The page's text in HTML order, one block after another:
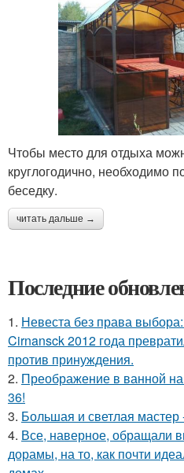
Чтобы место для отдыха
круглогодично, необходимо
беседку.
читать дальше →
Последние
1. Невеста без права
Cirnansck 2012 года
против принуждения.
2. Преображение в ванной
36!
3. Большая и светлая мастер
4. Все, наверное, обращали
дорамы, на то, как почти